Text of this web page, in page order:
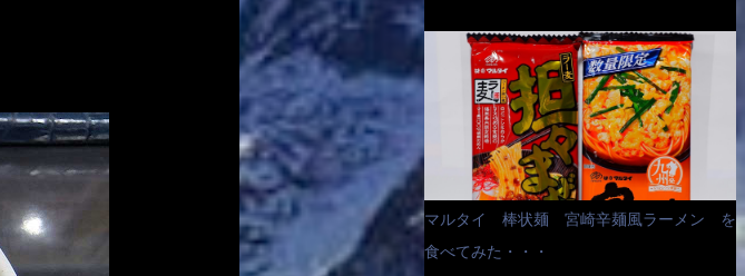
これなら茹で上がった直後のままで、食べ進
められるじゃないか！ 別皿で、葱と天かす
を満タンに用意して、山葵も2つ。 それに湯
が無い利点として、汁が薄まらない！ これ
だよ、これ！！ 湯があると、うどんと共に
汁の方へ湯までも入ってしまう。つまりラー
メンの麺にスープが絡む現象ですな。 結
局、伸びずに汁も薄らむこともなく・・最後
の方で＜だし汁＞を少し追加しました。 腹
舗に寄って違う！と云う人も居るらしい・・
そんな大手讃岐饂飩チェーン店と関係がある
のか？ 箱詰め乾麺！ このパッケージから
すれば、間違いなく贈答用目的でしょう。
そんな贈答用箱詰め饂飩・・・またもやメガ
ドンキで発見し購入！ 中身は、この様な状
態です。 乾麺の束が6束／一パックになって
おり、それが3袋入りです。 18束入りという
わけですね！900ｇの容量となり、1束／50
あった！ とんかつ赤城！ 老齢の女性がメ
インで調理場を仕切、老齢の男性が脇をサポ
ートし最近は若い女性がオーダーや片付けを
担当している。 まずはこれを見て欲しい！
カウンターに置かれた＜お皿＞である。 直
ぐに気づいたでしょう！ 何かキャベツが山
じゃないか！？ ハイ、山です。 これが標
準なのです。 普通のとんかつ屋のキャベツ
と比べたら、10人前ほどあるか？ 値段的に
マルタイ 棒状麺 宮崎辛麺風ラーメン を
食べてみた・・・